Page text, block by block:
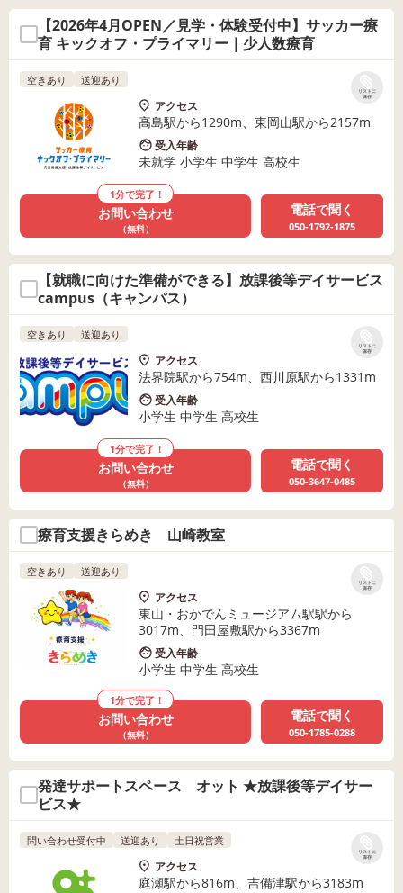
【2026年4月OPEN／見学・体験受付中】サッカー療
育 キックオフ・プライマリー｜少人数療育
リストに
保存
空きあり 送迎あり
アクセス
高島駅から1290m、東岡山駅から2157m
受入年齢
未就学 小学生 中学生 高校生
1分で完了！
お問い合わせ
（無料）
電話で聞く
050-1792-1875
【就職に向けた準備ができる】放課後等デイサービス
campus（キャンパス）
リストに
保存
空きあり 送迎あり
アクセス
法界院駅から754m、西川原駅から1331m
受入年齢
小学生 中学生 高校生
1分で完了！
お問い合わせ
（無料）
電話で聞く
050-3647-0485
療育支援きらめき 山崎教室
リストに
保存
空きあり 送迎あり
アクセス
東山・おかでんミュージアム駅駅から
3017m、門田屋敷駅から3367m
受入年齢
小学生 中学生 高校生
1分で完了！
お問い合わせ
（無料）
電話で聞く
050-1785-0288
発達サポートスペース オット ★放課後等デイサー
ビス★
リストに
保存
問い合わせ受付中 送迎あり 土日祝営業
アクセス
庭瀬駅から816m、吉備津駅から3183m